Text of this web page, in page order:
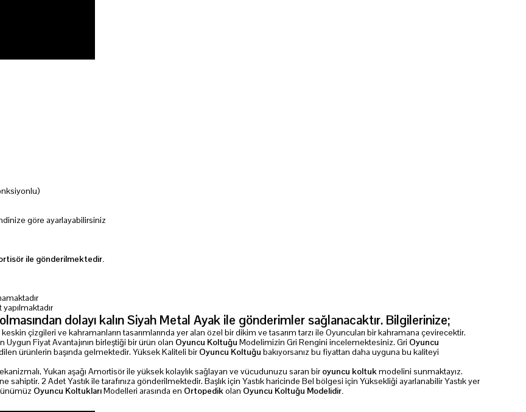
göre ayarlayabilirsiniz
ile gönderilmektedir.
dolayı kalın Siyah Metal Ayak ile gönderimler sağlanacaktır. Bilgilerinize;
çizgileri ve kahramanların tasarımlarında yer alan özel bir dikim ve tasarım tarzı ile Oyuncuları bir kahramana çevirecektir.
Fiyat Avantajının birleştiği bir ürün olan Oyuncu Koltuğu Modelimizin Gri Rengini incelemektesiniz. Gri Oyuncu
ürünlerin başında gelmektedir. Yüksek Kaliteli bir Oyuncu Koltuğu bakıyorsanız bu fiyattan daha uyguna bu kaliteyi
Yukarı aşağı Amortisör ile yüksek kolaylık sağlayan ve vücudunuzu saran bir oyuncu koltukmodelini sunmaktayız.
2 Adet Yastık ile tarafınıza gönderilmektedir. Başlık için Yastık haricinde Bel bölgesi için Yüksekliği ayarlanabilir Yastık yer
Oyuncu KoltuklarıModelleri arasında en Ortopedikolan Oyuncu Koltuğu Modelidir.